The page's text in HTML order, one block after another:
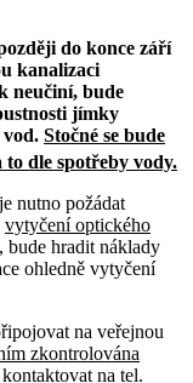
do konce září
kanalizaci
neučiní, bude
jímky
vod. Stočné se bude
to dle spotřeby vody.
nutno požádat
vytyčení optického
bude hradit náklady
ohledně vytyčení
na veřejnou
zkontrolována
na tel.